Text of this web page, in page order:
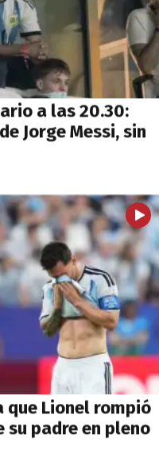
a las 20.30:
Jorge Messi, sin
que Lionel rompió
padre en pleno